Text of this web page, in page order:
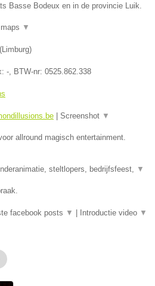
Basse Bodeux en in de provincie Luik.
▼
( Limburg)
- , BTW-nr: 0525.862.338
Screenshot ▼
allround magisch entertainment.
steltlopers, bedrijfsfeest, ▼
facebook posts ▼ Introductie video ▼